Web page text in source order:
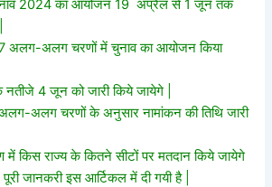
2024 का आयोजन 19 अप्रैल से 1 जून तक
अलग-अलग चरणों में चुनाव का आयोजन किया
4 जून को जारी किये जायेगे |
अलग चरणों के अनुसार नामांकन की तिथि जारी
किस राज्य के कितने सीटों पर मतदान किये जायेगे
जानकरी इस आर्टिकल में दी गयी है |